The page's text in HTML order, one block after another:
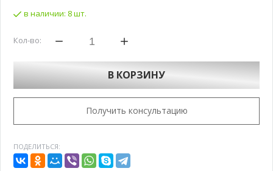
в наличии: 8 шт.
Кол-во:
В КОРЗИНУ
Получить консультацию
ПОДЕЛИТЬСЯ: